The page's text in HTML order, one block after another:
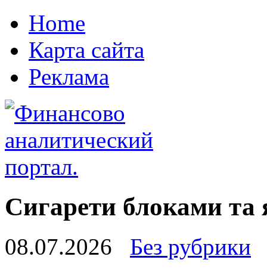
Home
Карта сайта
Реклама
Сигарети блоками
08.07.2026
Без рубрики